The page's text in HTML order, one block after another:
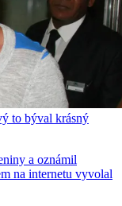
to býval krásný
a oznámil
na internetu vyvolal